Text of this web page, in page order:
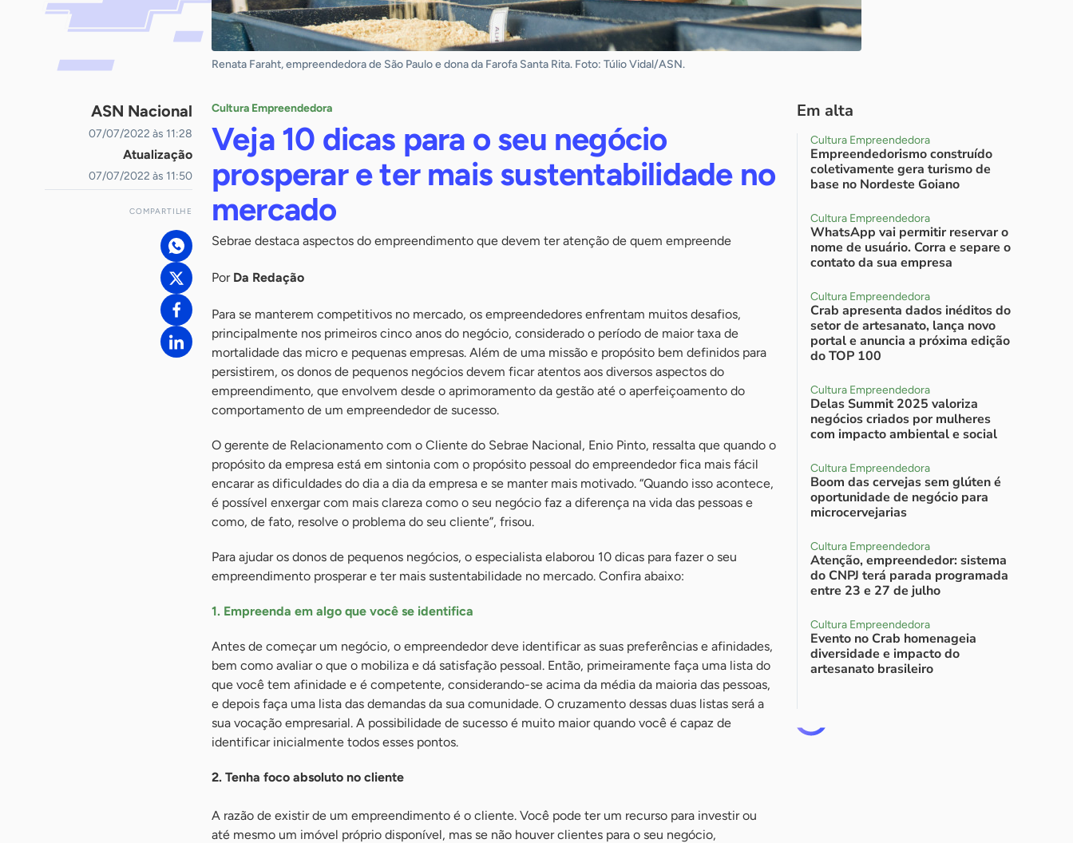
Renata Faraht, empreendedora de São Paulo e dona da Farofa Santa Rita. Foto: Túlio Vidal/ASN.
ASN Nacional
07/07/2022 às 11:28
Atualização
07/07/2022 às 11:50
COMPARTILHE
Cultura Empreendedora
Veja 10 dicas para o seu negócio
prosperar e ter mais sustentabilidade no
mercado
Sebrae destaca aspectos do empreendimento que devem ter atenção de quem empreende
Por Da Redação
Para se manterem competitivos no mercado, os empreendedores enfrentam muitos desafios,
principalmente nos primeiros cinco anos do negócio, considerado o período de maior taxa de
mortalidade das micro e pequenas empresas. Além de uma missão e propósito bem definidos para
persistirem, os donos de pequenos negócios devem ficar atentos aos diversos aspectos do
empreendimento, que envolvem desde o aprimoramento da gestão até o aperfeiçoamento do
comportamento de um empreendedor de sucesso.
O gerente de Relacionamento com o Cliente do Sebrae Nacional, Enio Pinto, ressalta que quando o
propósito da empresa está em sintonia com o propósito pessoal do empreendedor fica mais fácil
encarar as dificuldades do dia a dia da empresa e se manter mais motivado. “Quando isso acontece,
é possível enxergar com mais clareza como o seu negócio faz a diferença na vida das pessoas e
como, de fato, resolve o problema do seu cliente”, frisou.
Para ajudar os donos de pequenos negócios, o especialista elaborou 10 dicas para fazer o seu
empreendimento prosperar e ter mais sustentabilidade no mercado. Confira abaixo:
1. Empreenda em algo que você se identifica
Antes de começar um negócio, o empreendedor deve identificar as suas preferências e afinidades,
bem como avaliar o que o mobiliza e dá satisfação pessoal. Então, primeiramente faça uma lista do
que você tem afinidade e é competente, considerando-se acima da média da maioria das pessoas,
e depois faça uma lista das demandas da sua comunidade. O cruzamento dessas duas listas será a
sua vocação empresarial. A possibilidade de sucesso é muito maior quando você é capaz de
identificar inicialmente todos esses pontos.
2. Tenha foco absoluto no cliente
A razão de existir de um empreendimento é o cliente. Você pode ter um recurso para investir ou
até mesmo um imóvel próprio disponível, mas se não houver clientes para o seu negócio,
Em alta
Cultura Empreendedora
Empreendedorismo construído
coletivamente gera turismo de
base no Nordeste Goiano
Cultura Empreendedora
WhatsApp vai permitir reservar o
nome de usuário. Corra e separe o
contato da sua empresa
Cultura Empreendedora
Crab apresenta dados inéditos do
setor de artesanato, lança novo
portal e anuncia a próxima edição
do TOP 100
Cultura Empreendedora
Delas Summit 2025 valoriza
negócios criados por mulheres
com impacto ambiental e social
Cultura Empreendedora
Boom das cervejas sem glúten é
oportunidade de negócio para
microcervejarias
Cultura Empreendedora
Atenção, empreendedor: sistema
do CNPJ terá parada programada
entre 23 e 27 de julho
Cultura Empreendedora
Evento no Crab homenageia
diversidade e impacto do
artesanato brasileiro